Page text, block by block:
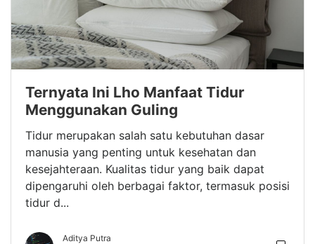
Ternyata Ini Lho Manfaat Tidur
Menggunakan Guling
Tidur merupakan salah satu kebutuhan dasar
manusia yang penting untuk kesehatan dan
kesejahteraan. Kualitas tidur yang baik dapat
dipengaruhi oleh berbagai faktor, termasuk posisi
tidur d...
Aditya Putra